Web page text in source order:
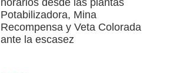
Potabilizadora, Mina
Recompensa y Veta Colorada
ante la escasez